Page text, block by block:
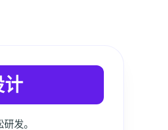
计
发。